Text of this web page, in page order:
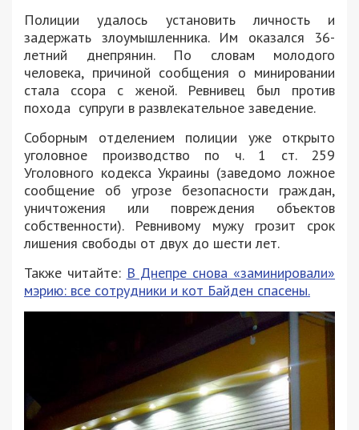
Полиции удалось установить личность и
задержать злоумышленника. Им оказался 36-
летний днепрянин. По словам молодого
человека, причиной сообщения о минировании
стала ссора с женой. Ревнивец был против
похода супруги в развлекательное заведение.
Соборным отделением полиции уже открыто
уголовное производство по ч. 1 ст. 259
Уголовного кодекса Украины (заведомо ложное
сообщение об угрозе безопасности граждан,
уничтожения или повреждения объектов
собственности). Ревнивому мужу грозит срок
лишения свободы от двух до шести лет.
Также читайте: В Днепре снова «заминировали»
мэрию: все сотрудники и кот Байден спасены.